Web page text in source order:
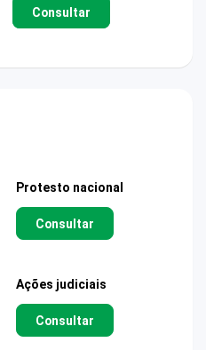
Consultar
Protesto nacional
Consultar
Ações judiciais
Consultar